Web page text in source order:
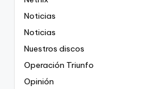
Noticias
Noticias
Nuestros discos
Operación Triunfo
Opinión